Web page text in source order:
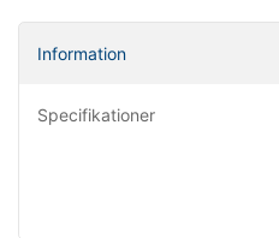
Information
Specifikationer